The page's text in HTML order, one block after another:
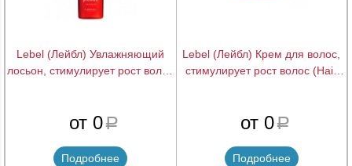
Lebel (Лейбл) Увлажняющий
лосьон, стимулирует рост волос
от 0 a
Подробнее
Lebel (Лейбл) Крем для волос,
стимулирует рост волос (Hair
от 0a
Подробнее